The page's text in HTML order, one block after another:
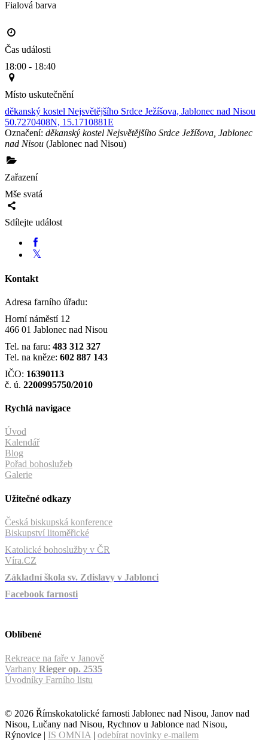
Fialová barva
Čas události
18:00 - 18:40
Místo uskutečnění
děkanský kostel Nejsvětějšího Srdce Ježíšova, Jablonec nad Nisou
50.7270408N, 15.1710881E
Označení: děkanský kostel Nejsvětějšího Srdce Ježíšova, Jablonec
nad Nisou (Jablonec nad Nisou)
Zařazení
Mše svatá
Sdílejte událost
Kontakt
Adresa farního úřadu:
Horní náměstí 12
466 01 Jablonec nad Nisou
Tel. na faru: 483 312 327
Tel. na kněze: 602 887 143
IČO: 16390113
č. ú. 2200995750/2010
Rychlá navigace
Úvod
Kalendář
Blog
Pořad bohoslužeb
Galerie
Užitečné odkazy
Česká biskupská konference
Biskupství litoměřické
Katolické bohoslužby v ČR
Víra.CZ
Základní škola sv. Zdislavy v Jablonci
Facebook farnosti
Oblíbené
Rekreace na faře v Janově
Varhany Rieger op. 2535
Úvodníky Farního listu
© 2026 Římskokatolické farnosti Jablonec nad Nisou, Janov nad
Nisou, Lučany nad Nisou, Rychnov u Jablonce nad Nisou,
Rýnovice | IS OMNIA | odebírat novinky e-mailem